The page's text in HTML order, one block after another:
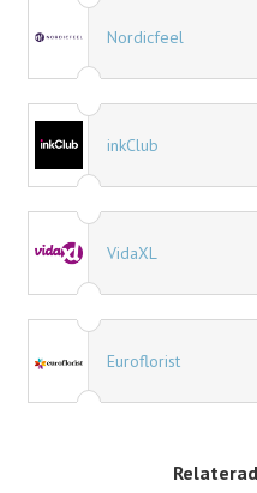
Nordicfeel
inkClub
VidaXL
Euroflorist